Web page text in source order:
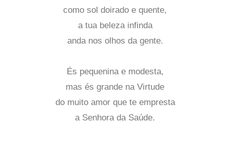
como sol doirado e quente,
a tua beleza infinda
anda nos olhos da gente.
És pequenina e modesta,
mas és grande na Virtude
do muito amor que te empresta
a Senhora da Saúde.